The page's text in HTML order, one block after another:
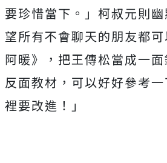
要珍惜當下。」柯叔元則幽
望所有不會聊天的朋友都
阿暖》， 把王傳松當成一
反面教材，可以好好參考一
裡要改進！」